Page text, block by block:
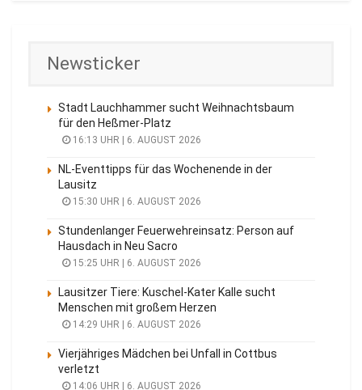
Newsticker
Stadt Lauchhammer sucht Weihnachtsbaum
für den Heßmer-Platz
16:13 UHR | 6. AUGUST 2026
NL-Eventtipps für das Wochenende in der
Lausitz
15:30 UHR | 6. AUGUST 2026
Stundenlanger Feuerwehreinsatz: Person auf
Hausdach in Neu Sacro
15:25 UHR | 6. AUGUST 2026
Lausitzer Tiere: Kuschel-Kater Kalle sucht
Menschen mit großem Herzen
14:29 UHR | 6. AUGUST 2026
Vierjähriges Mädchen bei Unfall in Cottbus
verletzt
14:06 UHR | 6. AUGUST 2026